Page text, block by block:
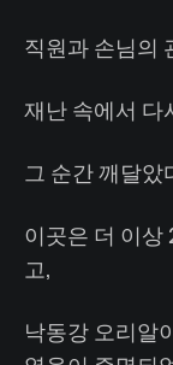
직원과 손님의
재난 속에서 다
그 순간 깨달았
이곳은 더 이상
고,
낙동강 오리알